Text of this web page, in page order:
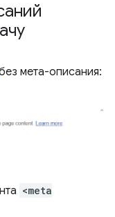
мета-описания:
<meta